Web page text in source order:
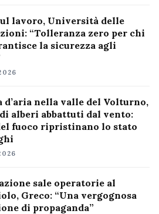
lavoro, Università delle
“Tolleranza zero per chi
la sicurezza agli
d’aria nella valle del Volturno,
alberi abbattuti dal vento:
fuoco ripristinano lo stato
sale operatorie al
Greco: “Una vergognosa
di propaganda”